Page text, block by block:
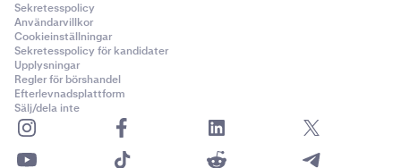
Sekretesspolicy
Användarvillkor
Cookieinställningar
Sekretesspolicy för kandidater
Upplysningar
Regler för börshandel
Efterlevnadsplattform
Sälj/dela inte